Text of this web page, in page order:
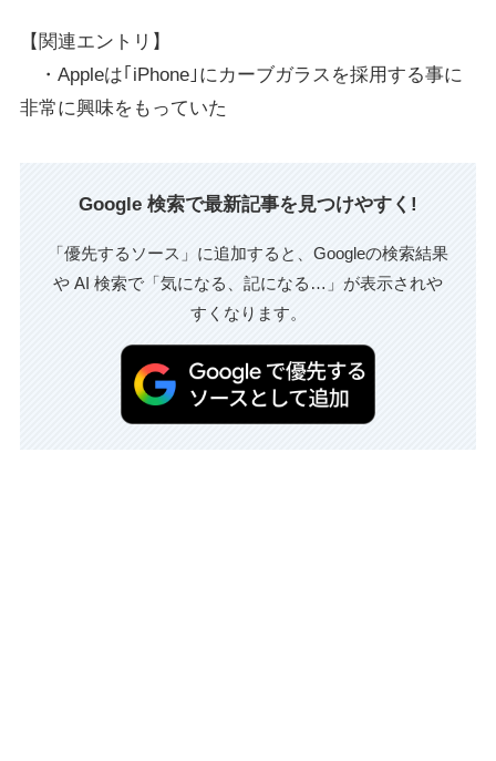
【関連エントリ】
・Appleは｢iPhone｣にカーブガラスを採用する事に
非常に興味をもっていた
Google 検索で最新記事を見つけやすく!
「優先するソース」に追加すると、Googleの検索結果
や AI 検索で「気になる、記になる…」が表示されや
すくなります。